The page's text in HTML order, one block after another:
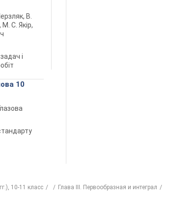
В.
С. Якір,
і
10
10-11 класс
Глава III. Первообразная и интеграл